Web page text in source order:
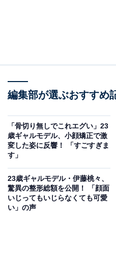
編集部が選ぶおすすめ
「骨切り無しでこれエグい」23
歳ギャルモデル、小顔矯正で激
変した姿に反響！ 「すごすぎま
す」
23歳ギャルモデル・伊藤桃々、
驚異の整形総額を公開！ 「顔面
いじってもいじらなくても可愛
い」の声